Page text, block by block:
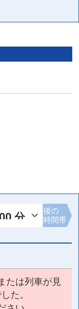
後の
時間帯
たは列車が見
た。